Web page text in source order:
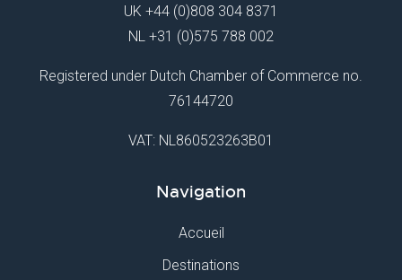
UK +44 (0)808 304 8371
NL +31 (0)575 788 002
Registered under Dutch Chamber of Commerce no.
76144720
VAT: NL860523263B01
Navigation
Accueil
Destinations